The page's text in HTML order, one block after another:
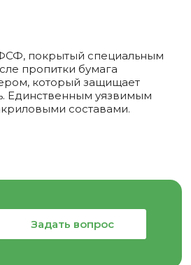
покрытый специальным
пропитки бумага
который защищает
Единственным уязвимым
составами.
Задать вопрос